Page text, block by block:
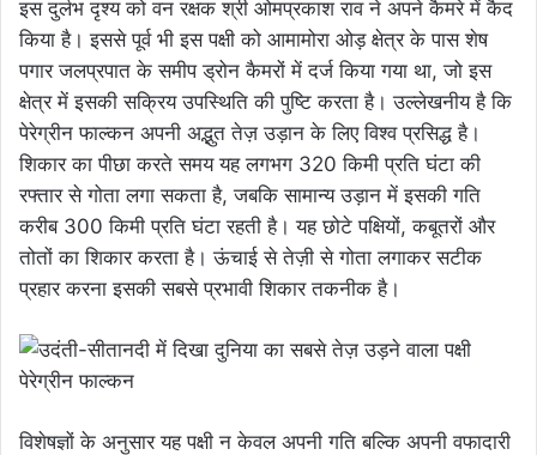
इस दुर्लभ दृश्य को वन रक्षक श्री ओमप्रकाश राव ने अपने कैमरे में कैद
किया है। इससे पूर्व भी इस पक्षी को आमामोरा ओड़ क्षेत्र के पास शेष
पगार जलप्रपात के समीप ड्रोन कैमरों में दर्ज किया गया था, जो इस
क्षेत्र में इसकी सक्रिय उपस्थिति की पुष्टि करता है। उल्लेखनीय है कि
पेरेग्रीन फाल्कन अपनी अद्भुत तेज़ उड़ान के लिए विश्व प्रसिद्ध है।
शिकार का पीछा करते समय यह लगभग 320 किमी प्रति घंटा की
रफ्तार से गोता लगा सकता है, जबकि सामान्य उड़ान में इसकी गति
करीब 300 किमी प्रति घंटा रहती है। यह छोटे पक्षियों, कबूतरों और
तोतों का शिकार करता है। ऊंचाई से तेज़ी से गोता लगाकर सटीक
प्रहार करना इसकी सबसे प्रभावी शिकार तकनीक है।
विशेषज्ञों के अनुसार यह पक्षी न केवल अपनी गति बल्कि अपनी वफादारी